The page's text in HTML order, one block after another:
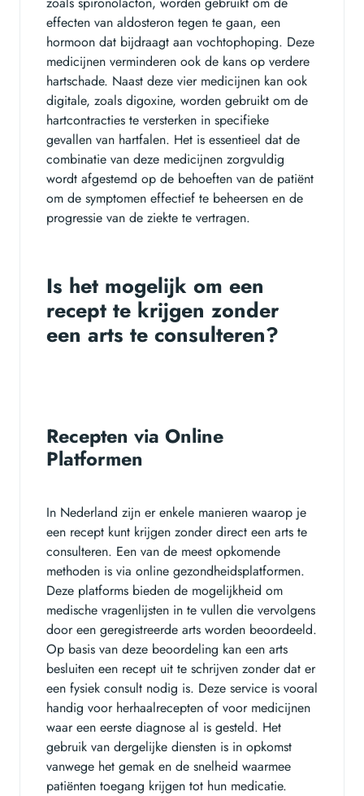
effecten van aldosteron tegen te gaan, een
hormoon dat bijdraagt aan vochtophoping. Deze
medicijnen verminderen ook de kans op verdere
hartschade. Naast deze vier medicijnen kan ook
digitale, zoals digoxine, worden gebruikt om de
hartcontracties te versterken in specifieke
gevallen van hartfalen. Het is essentieel dat de
combinatie van deze medicijnen zorgvuldig
wordt afgestemd op de behoeften van de patiënt
om de symptomen effectief te beheersen en de
progressie van de ziekte te vertragen.
Is het mogelijk om een
recept te krijgen zonder
een arts te consulteren?
Recepten via Online
Platformen
In Nederland zijn er enkele manieren waarop je
een recept kunt krijgen zonder direct een arts te
consulteren. Een van de meest opkomende
methoden is via online gezondheidsplatformen.
Deze platforms bieden de mogelijkheid om
medische vragenlijsten in te vullen die vervolgens
door een geregistreerde arts worden beoordeeld.
Op basis van deze beoordeling kan een arts
besluiten een recept uit te schrijven zonder dat er
een fysiek consult nodig is. Deze service is vooral
handig voor herhaalrecepten of voor medicijnen
waar een eerste diagnose al is gesteld. Het
gebruik van dergelijke diensten is in opkomst
vanwege het gemak en de snelheid waarmee
patiënten toegang krijgen tot hun medicatie.